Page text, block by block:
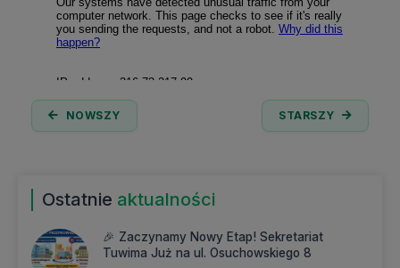
NOWSZY STARSZY
Ostatnie aktualności
🎉 Zaczynamy Nowy Etap! Sekretariat
Tuwima Już na ul. Osuchowskiego 8